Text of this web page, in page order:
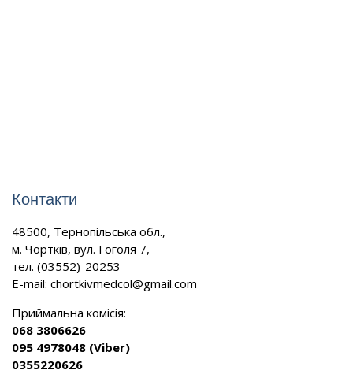
Контакти
48500, Тернопільська обл.,
м. Чортків, вул. Гоголя 7,
тел. (03552)-20253
E-mail: chortkivmedcol@gmail.com
Приймальна комісія:
068 3806626
095 4978048 (Viber)
0355220626